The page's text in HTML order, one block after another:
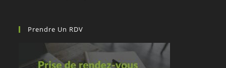
Prendre Un RDV